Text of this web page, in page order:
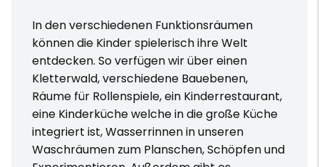
In den verschiedenen Funktionsräumen
können die Kinder spielerisch ihre Welt
entdecken. So verfügen wir über einen
Kletterwald, verschiedene Bauebenen,
Räume für Rollenspiele, ein Kinderrestaurant,
eine Kinderküche welche in die große Küche
integriert ist, Wasserrinnen in unseren
Waschräumen zum Planschen, Schöpfen und